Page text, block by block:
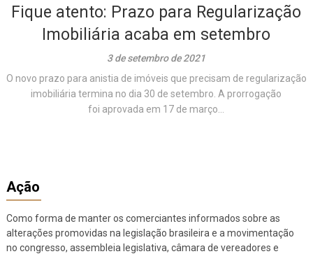
Fique atento: Prazo para Regularização
Imobiliária acaba em setembro
3 de setembro de 2021
O novo prazo para anistia de imóveis que precisam de regularização
imobiliária termina no dia 30 de setembro. A prorrogação
foi aprovada em 17 de março...
Ação
Como forma de manter os comerciantes informados sobre as
alterações promovidas na legislação brasileira e a movimentação
no congresso, assembleia legislativa, câmara de vereadores e